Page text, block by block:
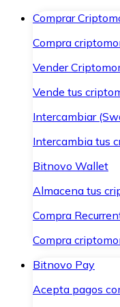
Comprar
Compra
Vender
Vende tus
Intercambiar
Intercambia tus
Bitnovo Wallet
Almacena tus
Compra
Compra
Bitnovo Pay
Acepta pagos